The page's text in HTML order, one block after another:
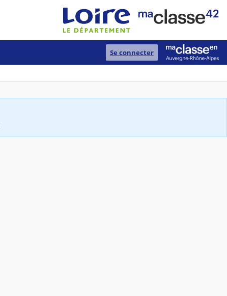
Se connecter